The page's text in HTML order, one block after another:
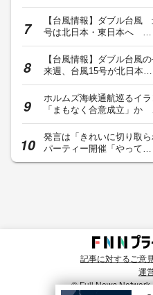
【台風情報】ダブル台
号は北日本・東日本へ …
【台風情報】ダブル台風
来週、台風15号が北日本…
ホルムズ海峡通航巡るイ
「まもなく合意成立」
発言は「きれいに切り取
パーティー開催「やって…
記事に対するご意
運
© Fuji News